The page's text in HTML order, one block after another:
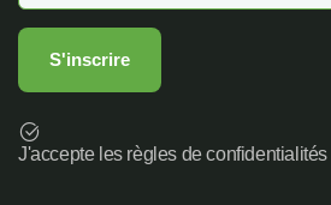
J'accepte les règles de confidentialités